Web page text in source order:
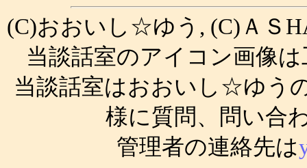
(C)おおいし☆ゆう, (C)ＡＳ
当談話室のアイコン画像
当談話室はおおいし☆ゆう
様に質問、問い合
管理者の連絡先は